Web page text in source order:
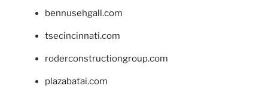
bennusehgall.com
tsecincinnati.com
roderconstructiongroup.com
plazabatai.com